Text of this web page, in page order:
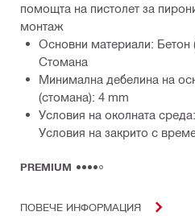
помощта на пистолет за
монтаж
Основни материали: Бетон
Стомана
Минимална дебелина на
(стомана): 4 mm
Условия на околната
Условия на закрито с
PREMIUM
ПОВЕЧЕ ИНФОРМАЦИЯ